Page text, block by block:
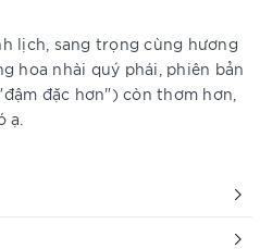
lịch, sang trọng cùng hương
hoa nhài quý phái, phiên bản
đặc hơn") còn thơm hơn,
ạ.